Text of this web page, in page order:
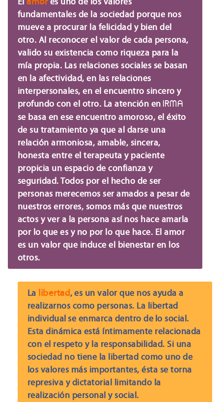
fundamentales de la sociedad porque nos
mueve a procurar la felicidad y bien del
otro. Al reconocer el valor de cada persona,
valido su existencia como riqueza para la
mía propia. Las relaciones sociales se basan
en la afectividad, en las relaciones
interpersonales, en el encuentro sincero y
profundo con el otro. La atención enIRMA
se basa en ese encuentro amoroso, el éxito
de su tratamiento ya que al darse una
relación armoniosa, amable, sincera,
honesta entre el terapeuta y paciente
propicia un espacio de confianza y
seguridad. Todos por el hecho de ser
personas merecemos ser amados a pesar de
nuestros errores, somos más que nuestros
actos y ver a la persona así nos hace amarla
por lo que es y no por lo que hace. El amor
es un valor que induce el bienestar en los
otros.
La libertad, es un valor que nos ayuda a
realizarnos como personas. La libertad
individual se enmarca dentro de lo social.
Esta dinámica está íntimamente relacionada
con el respeto y la responsabilidad. Si una
sociedad no tiene la libertad como uno de
los valores más importantes, ésta se torna
represiva y dictatorial limitando la
realización personal y social.